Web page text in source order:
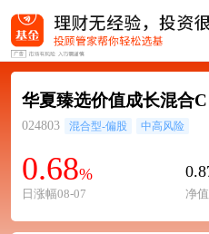
华夏臻选价值成长混合C
024803 混合型-偏股 中高风险
0.68%
日涨幅08-07 净值